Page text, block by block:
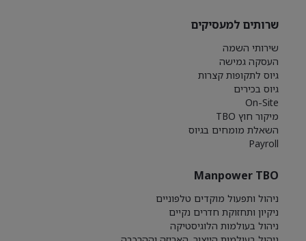
שרותים למעסיקים
שירותי השמה
העסקה גמישה
גיוס לתקופות קצרות
גיוס בכירים
On-Site
מיקור חוץ TBO
השאלת מומחים בגיוס
Payroll
Manpower TBO
ניהול ותפעול מוקדים טלפוניים
ניקיון ותחזוקת חדרים נקיים
ניהול בעולמות הלוגיסטיקה